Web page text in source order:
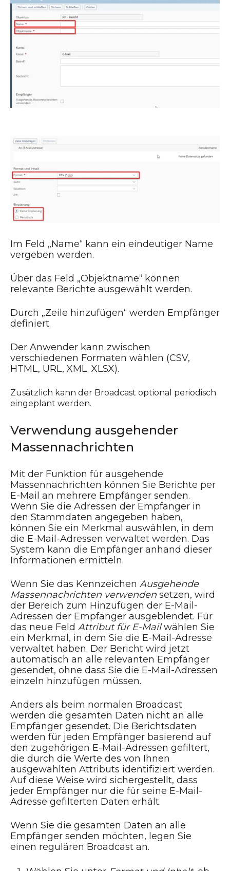
Im Feld „Name“ kann ein eindeutiger Name
vergeben werden.
Über das Feld „Objektname“ können
relevante Berichte ausgewählt werden.
Durch „Zeile hinzufügen“ werden Empfänger
definiert.
Der Anwender kann zwischen
verschiedenen Formaten wählen (CSV,
HTML, URL, XML. XLSX).
Zusätzlich kann der Broadcast optional periodisch
eingeplant werden.
Verwendung ausgehender
Massennachrichten
Mit der Funktion für ausgehende
Massennachrichten können Sie Berichte per
E-Mail an mehrere Empfänger senden.
Wenn Sie die Adressen der Empfänger in
den Stammdaten angegeben haben,
können Sie ein Merkmal auswählen, in dem
die E-Mail-Adressen verwaltet werden. Das
System kann die Empfänger anhand dieser
Informationen ermitteln.
Wenn Sie das Kennzeichen Ausgehende
Massennachrichten verwenden setzen, wird
der Bereich zum Hinzufügen der E-Mail-
Adressen der Empfänger ausgeblendet. Für
das neue Feld Attribut für E-Mailwählen Sie
ein Merkmal, in dem Sie die E-Mail-Adresse
verwaltet haben. Der Bericht wird jetzt
automatisch an alle relevanten Empfänger
gesendet, ohne dass Sie die E-Mail-Adressen
einzeln hinzufügen müssen.
Anders als beim normalen Broadcast
werden die gesamten Daten nicht an alle
Empfänger gesendet. Die Berichtsdaten
werden für jeden Empfänger basierend auf
den zugehörigen E-Mail-Adressen gefiltert,
die durch die Werte des von Ihnen
ausgewählten Attributs identifiziert werden.
Auf diese Weise wird sichergestellt, dass
jeder Empfänger nur die für seine E-Mail-
Adresse gefilterten Daten erhält.
Wenn Sie die gesamten Daten an alle
Empfänger senden möchten, legen Sie
einen regulären Broadcast an.